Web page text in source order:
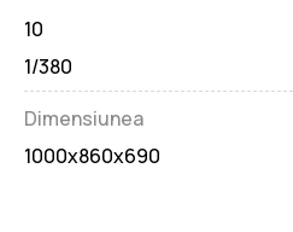
10
1/380
Dimensiunea
1000x860x690